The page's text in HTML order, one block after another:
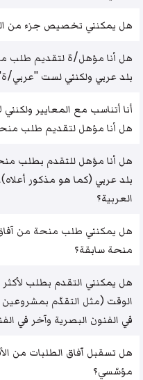
هل يمكنني تخصيص جزء من
هل أنا مؤهل/ة لتقديم طلب
بلد عربي ولكنني لست "عربي/
أنا أتناسب مع المعايير
هل أنا مؤهل لتقديم طلب
هل أنا مؤهل للتقدم بطلب
بلد عربي (كما هو مذكور
العربية؟
هل يمكنني طلب منحة من
منحة سابقة؟
هل يمكنني التقدم بطلب
الوقت (مثل التقدّم بمشروعين
في الفنون البصرية وآخر في
هل تسقبل آفاق الطلبات من
مؤسّسي؟